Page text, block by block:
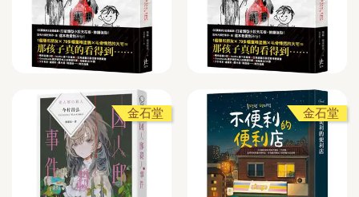
金石堂 金石堂